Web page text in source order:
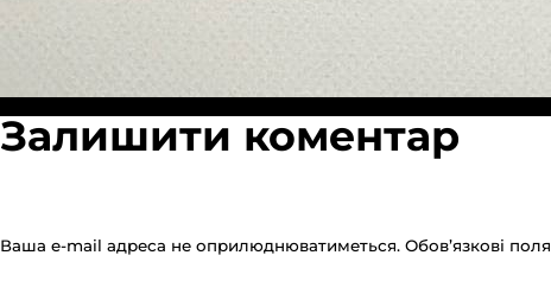
розмір
Залишити коментар
Ваша e-mail адреса не оприлюднюватиметься. Обов’язкові